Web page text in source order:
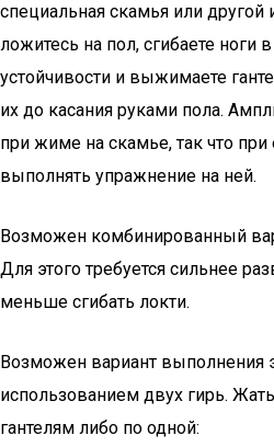
специальная скамья или другой
ложитесь на пол, сгибаете ноги
устойчивости и выжимаете
их до касания руками пола.
при жиме на скамье, так что
выполнять упражнение на ней.
Возможен комбинированный
Для этого требуется сильнее
меньше сгибать локти.
Возможен вариант выполнения
использованием двух гирь.
гантелям либо по одной: